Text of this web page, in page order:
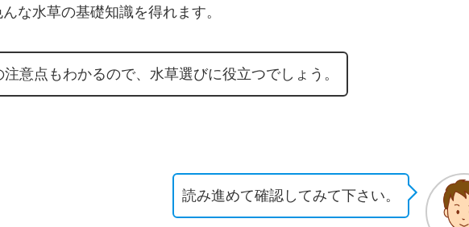
な水草の基礎知識を得れます。
注意点もわかるので、水草選びに役立つでしょう。
読み進めて確認してみて下さい。